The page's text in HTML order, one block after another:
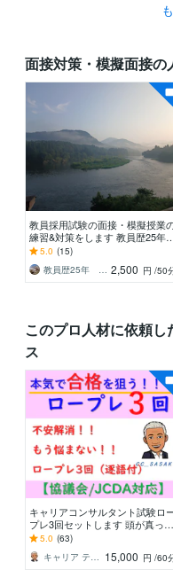
面接対策・模擬面接の
教員採用試験の面接・模擬授業
練習&対策をします 教員歴25年
新採用指導担当！ 新卒者の生の
声をお届けします
5.0 (15)
2,500 円 /50
このプロ人材に依頼
ス
キャリアコンサルタント試験ロ
プレ3回セットします 頭が真っ
白・堂々巡り脱出キャリコン実技
対策JCDA／キャリ協
5.0 (63)
15,000 円 /60